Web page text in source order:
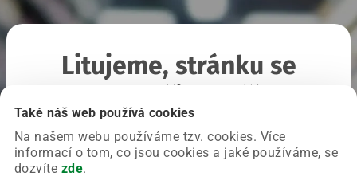
Také náš web používá cookies
Na našem webu používáme tzv. cookies. Více
informací o tom, co jsou cookies a jaké používáme, se
dozvíte zde.
Litujeme, stránku se
Chyba nastala na naší straně a už ji opravujeme.
Zkuste prosím znovu načíst požadovanou stránku.